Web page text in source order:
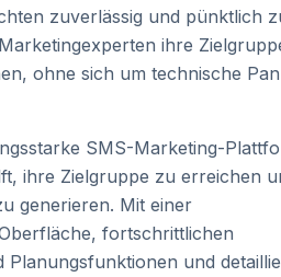
zuverlässig und pünktlich
ihre
ohne sich um technische
SMS-Marketing-
ihre Zielgruppe zu erreichen
generieren. Mit einer
fortschrittlichen
Planungsfunktionen und